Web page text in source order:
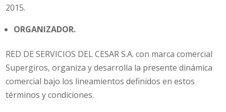
2015.
ORGANIZADOR.
RED DE SERVICIOS DEL CESAR S.A. con marca comercial
Supergiros, organiza y desarrolla la presente dinámica
comercial bajo los lineamientos definidos en estos
términos y condiciones.